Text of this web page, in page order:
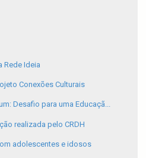
Rede Ideia
Conexões Culturais
Desafio para uma Educaçã...
realizada pelo CRDH
adolescentes e idosos